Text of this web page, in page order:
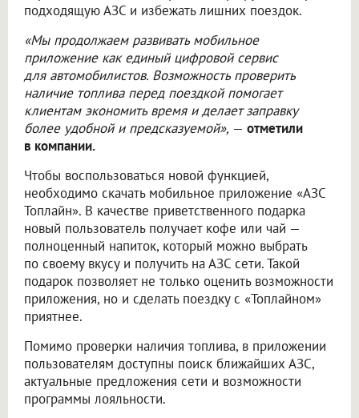
подходящую АЗС и избежать лишних поездок.
«Мы продолжаем развивать мобильное
приложение как единый цифровой сервис
для автомобилистов. Возможность проверить
наличие топлива перед поездкой помогает
клиентам экономить время и делает заправку
более удобной и предсказуемой», — отметили
в компании.
Чтобы воспользоваться новой функцией,
необходимо скачать мобильное приложение «АЗС
Топлайн». В качестве приветственного подарка
новый пользователь получает кофе или чай —
полноценный напиток, который можно выбрать
по своему вкусу и получить на АЗС сети. Такой
подарок позволяет не только оценить возможности
приложения, но и сделать поездку с «Топлайном»
приятнее.
Помимо проверки наличия топлива, в приложении
пользователям доступны поиск ближайших АЗС,
актуальные предложения сети и возможности
программы лояльности.